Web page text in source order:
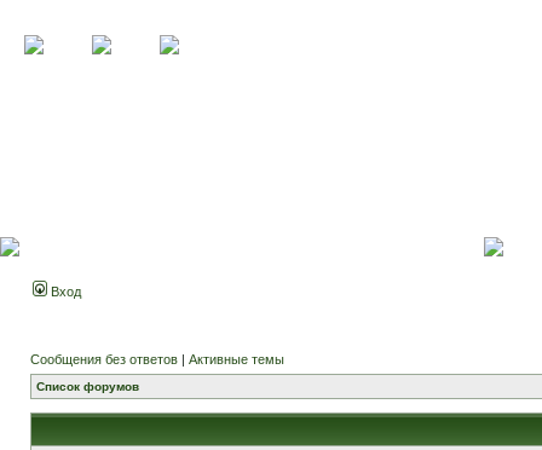
Вход
Сообщения без ответов | Активные темы
Список форумов